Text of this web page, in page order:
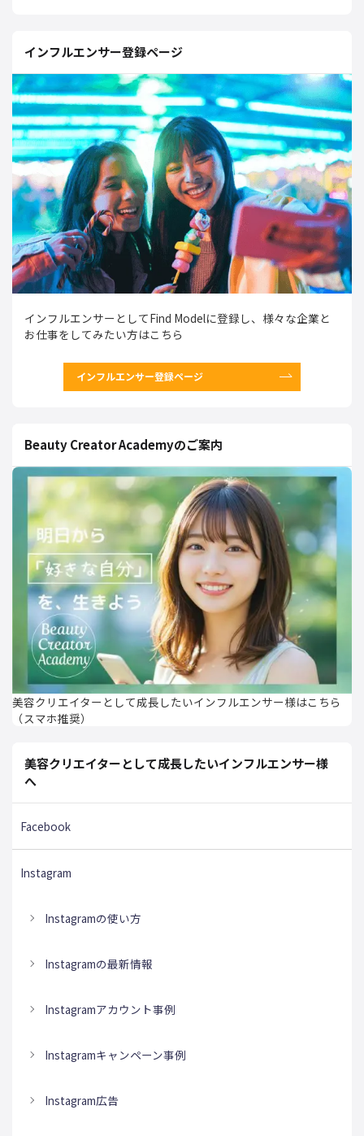
インフルエンサー登録ページ
インフルエンサーとしてFind Modelに登録し、様々な企業と
お仕事をしてみたい方はこちら
インフルエンサー登録ページ
Beauty Creator Academyのご案内
美容クリエイターとして成長したいインフルエンサー様はこちら
（スマホ推奨）
美容クリエイターとして成長したいインフルエンサー様
へ
Facebook
Instagram
Instagramの使い方
Instagramの最新情報
Instagramアカウント事例
Instagramキャンペーン事例
Instagram広告